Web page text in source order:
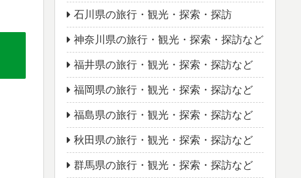
石川県の旅行・観光・探索・探訪
神奈川県の旅行・観光・探索・探訪など
福井県の旅行・観光・探索・探訪など
福岡県の旅行・観光・探索・探訪など
福島県の旅行・観光・探索・探訪など
秋田県の旅行・観光・探索・探訪など
群馬県の旅行・観光・探索・探訪など